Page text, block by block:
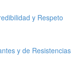
y Respeto
y de Resistencias